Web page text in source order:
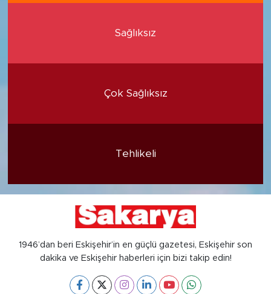
Sağlıksız
Çok Sağlıksız
Tehlikeli
1946’dan beri Eskişehir’in en güçlü gazetesi, Eskişehir son
dakika ve Eskişehir haberleri için bizi takip edin!